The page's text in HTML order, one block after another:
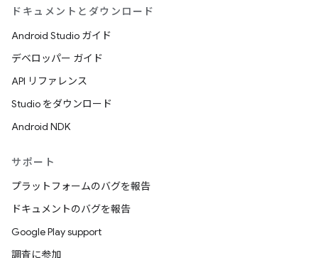
ドキュメントとダウンロード
Android Studio ガイド
デベロッパー ガイド
API リファレンス
Studio をダウンロード
Android NDK
サポート
プラットフォームのバグを報告
ドキュメントのバグを報告
Google Play support
調査に参加